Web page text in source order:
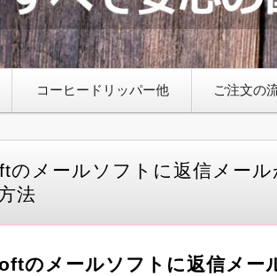
コーヒードリッパー他 ご注文の
メールソフトに返信メール
法
のメールソフトに返信メー